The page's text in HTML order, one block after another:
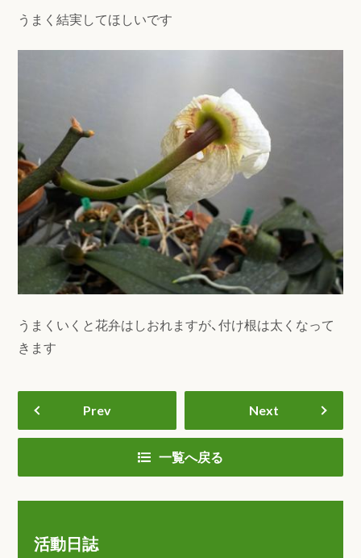
うまく結実してほしいです
うまくいくと花弁はしおれますが、付け根は太くなって
きます
Prev Next
一覧へ戻る
活動日誌